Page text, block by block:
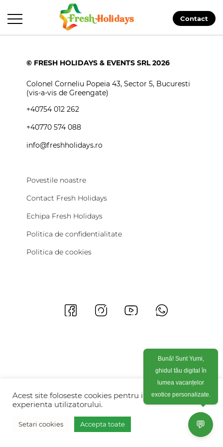
Contact
© FRESH HOLIDAYS & EVENTS SRL 2026
Colonel Corneliu Popeia 43, Sector 5, Bucuresti
(vis-a-vis de Greengate)
+40754 012 262
+40770 574 088
info@freshholidays.ro
Povestile noastre
Contact Fresh Holidays
Echipa Fresh Holidays
Politica de confidentialitate
Politica de cookies
Acest site foloseste cookies pentru imbunatati
experienta utilizatorului.
Setari cookies Accepta toate 💬
Bună! Sunt Yumi,
ghidul tău digital în
lumea vacanțelor
exotice personalizate.